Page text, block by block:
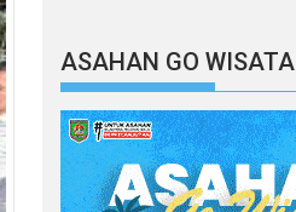
ASAHAN GO WISATA